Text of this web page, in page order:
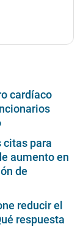
cardíaco
citas para
aumento en
de
reducir el
respuesta